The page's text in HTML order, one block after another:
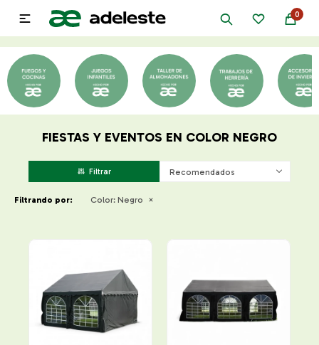
0

FIESTAS Y EVENTOS EN COLOR NEGRO
Recomendados
Filtrando por: Color: Negro